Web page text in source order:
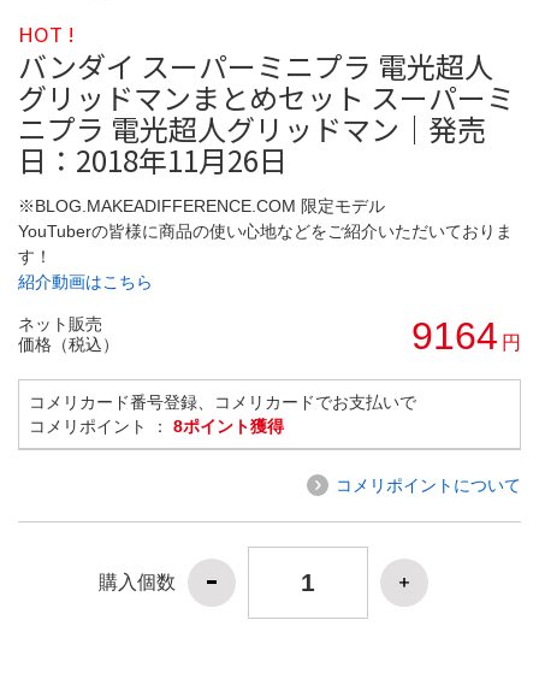
HOT !
バンダイ スーパーミニプラ 電光超人
グリッドマンまとめセット スーパーミ
ニプラ 電光超人グリッドマン｜発売
日：2018年11月26日
※BLOG.MAKEADIFFERENCE.COM 限定モデル
YouTuberの皆様に商品の使い心地などをご紹介いただいておりま
す！
紹介動画はこちら
ネット販売
価格（税込）
9164 円
コメリカード番号登録、コメリカードでお支払いで
コメリポイント ： 8ポイント獲得
コメリポイントについて
購入個数